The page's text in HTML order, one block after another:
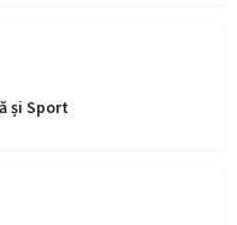
și Sport